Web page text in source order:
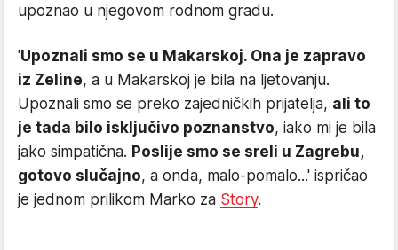
upoznao u njegovom rodnom gradu.
'Upoznali smo se u Makarskoj. Ona je zapravo
iz Zeline, a u Makarskoj je bila na ljetovanju.
Upoznali smo se preko zajedničkih prijatelja, ali to
je tada bilo isključivo poznanstvo, iako mi je bila
jako simpatična. Poslije smo se sreli u Zagrebu,
gotovo slučajno, a onda, malo-pomalo...' ispričao
je jednom prilikom Marko za Story.